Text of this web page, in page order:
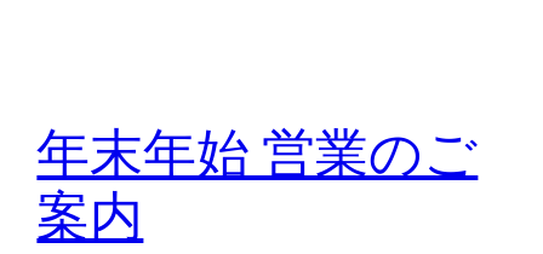
年末年始 営業のご
案内